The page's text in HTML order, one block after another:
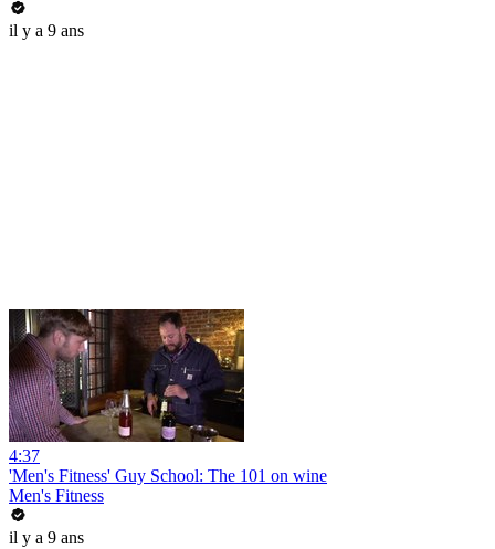
il y a 9 ans
4:37
'Men's Fitness' Guy School: The 101 on wine
Men's Fitness
il y a 9 ans